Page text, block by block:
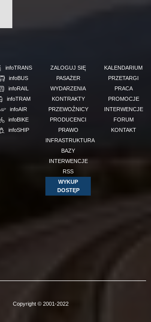
infoTRANS
infoBUS
infoRAIL
infoTRAM
infoAIR
infoBIKE
infoSHIP
ZALOGUJ SIĘ
PASAŻER
WYDARZENIA
KONTRAKTY
PRZEWOŹNICY
PRODUCENCI
PRAWO
INFRASTRUKTURA
BAZY
INTERWENCJE
RSS
WYKUP
DOSTĘP
KALENDARIUM
PRZETARGI
PRACA
PROMOCJE
INTERWENCJE
FORUM
KONTAKT
Copyright © 2001-2022